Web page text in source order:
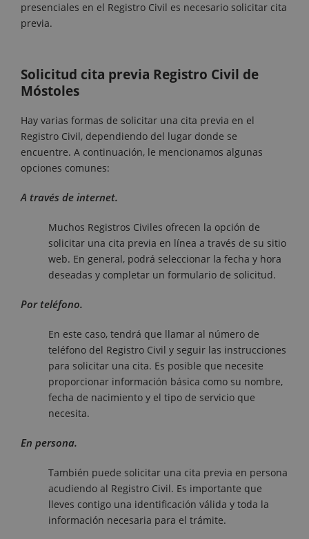
presenciales en el Registro Civil es necesario solicitar cita
previa.
Solicitud cita previa Registro Civil de
Móstoles
Hay varias formas de solicitar una cita previa en el
Registro Civil, dependiendo del lugar donde se
encuentre. A continuación, le mencionamos algunas
opciones comunes:
A través de internet.
Muchos Registros Civiles ofrecen la opción de
solicitar una cita previa en línea a través de su sitio
web. En general, podrá seleccionar la fecha y hora
deseadas y completar un formulario de solicitud.
Por teléfono.
En este caso, tendrá que llamar al número de
teléfono del Registro Civil y seguir las instrucciones
para solicitar una cita. Es posible que necesite
proporcionar información básica como su nombre,
fecha de nacimiento y el tipo de servicio que
necesita.
En persona.
También puede solicitar una cita previa en persona
acudiendo al Registro Civil. Es importante que
lleves contigo una identificación válida y toda la
información necesaria para el trámite.